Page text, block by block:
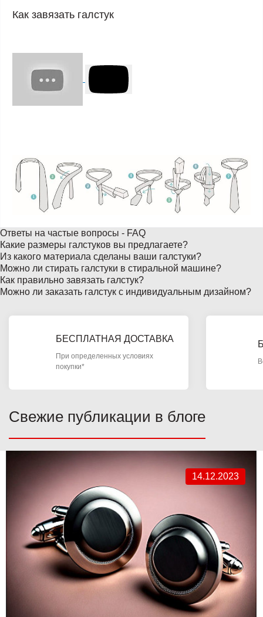
Как завязать галстук
Ответы на частые вопросы - FAQ
Какие размеры галстуков вы предлагаете?
Из какого материала сделаны ваши галстуки?
Можно ли стирать галстуки в стиральной машине?
Как правильно завязать галстук?
Можно ли заказать галстук с индивидуальным дизайном?
БЕСПЛАТНАЯ ДОСТАВКА
При определенных условиях
покупки*
Свежие публикации в блоге
14.12.2023